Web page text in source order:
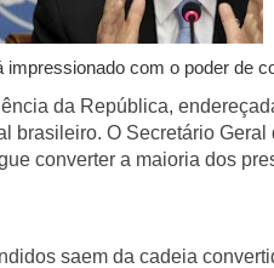
impressionado com o poder de
da República,
brasileiro. O Secretário Geral
converter a maioria dos
saem da cadeia